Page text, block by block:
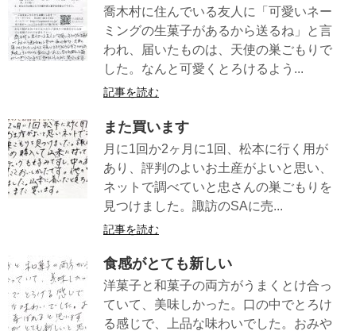
喬木村に住んでいる友人に「可愛いネー
ミングの生菓子があるから送るね」と言
われ、届いたものは、天使の巣ごもりで
した。なんと可愛くとろけるよう...
記事を読む
また買います
月に1回か2ヶ月に1回、松本に行く用が
あり、評判のよいお土産がよいと思い、
ネットで調べていと忠さんの巣ごもりを
見つけました。諏訪のSAに売...
記事を読む
食感がとても新しい
洋菓子と和菓子の両方がうまくとけ合っ
ていて、美味しかった。口の中でとろけ
る感じで、上品な味わいでした。おみや